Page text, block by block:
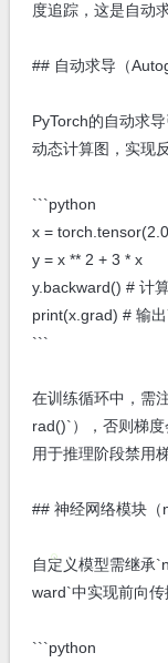
度追踪，这是自动
## 自动求导（
PyTorch的自动求
动态计算图，实现
```python
x =
y = x ** 2 + 3 * x
y.backward() # 计
print(x.grad) # 输
```
在训练循环中，需
rad()`），否则梯
用于推理阶段禁用
## 神经网络模块（
自定义模型需继承
ward`中实现前向传
```python